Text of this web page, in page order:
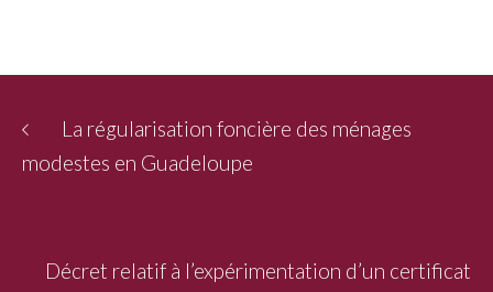
La régularisation foncière des ménages
modestes en Guadeloupe
Décret relatif à l’expérimentation d’un certificat